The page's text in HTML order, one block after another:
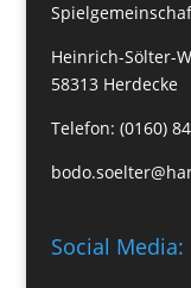
Heinrich-Sölter-
58313 Herdecke
Telefon: (0160)
Social Media: